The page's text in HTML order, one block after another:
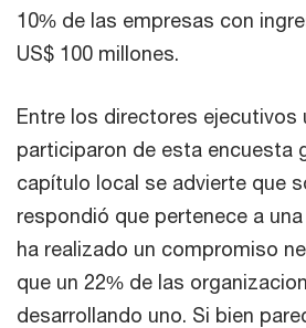
10% de las empresas con
US$ 100 millones.
Entre los directores ejecutivos
participaron de esta encuesta
capítulo local se advierte que
respondió que pertenece a
ha realizado un compromiso
que un 22% de las
desarrollando uno. Si bien